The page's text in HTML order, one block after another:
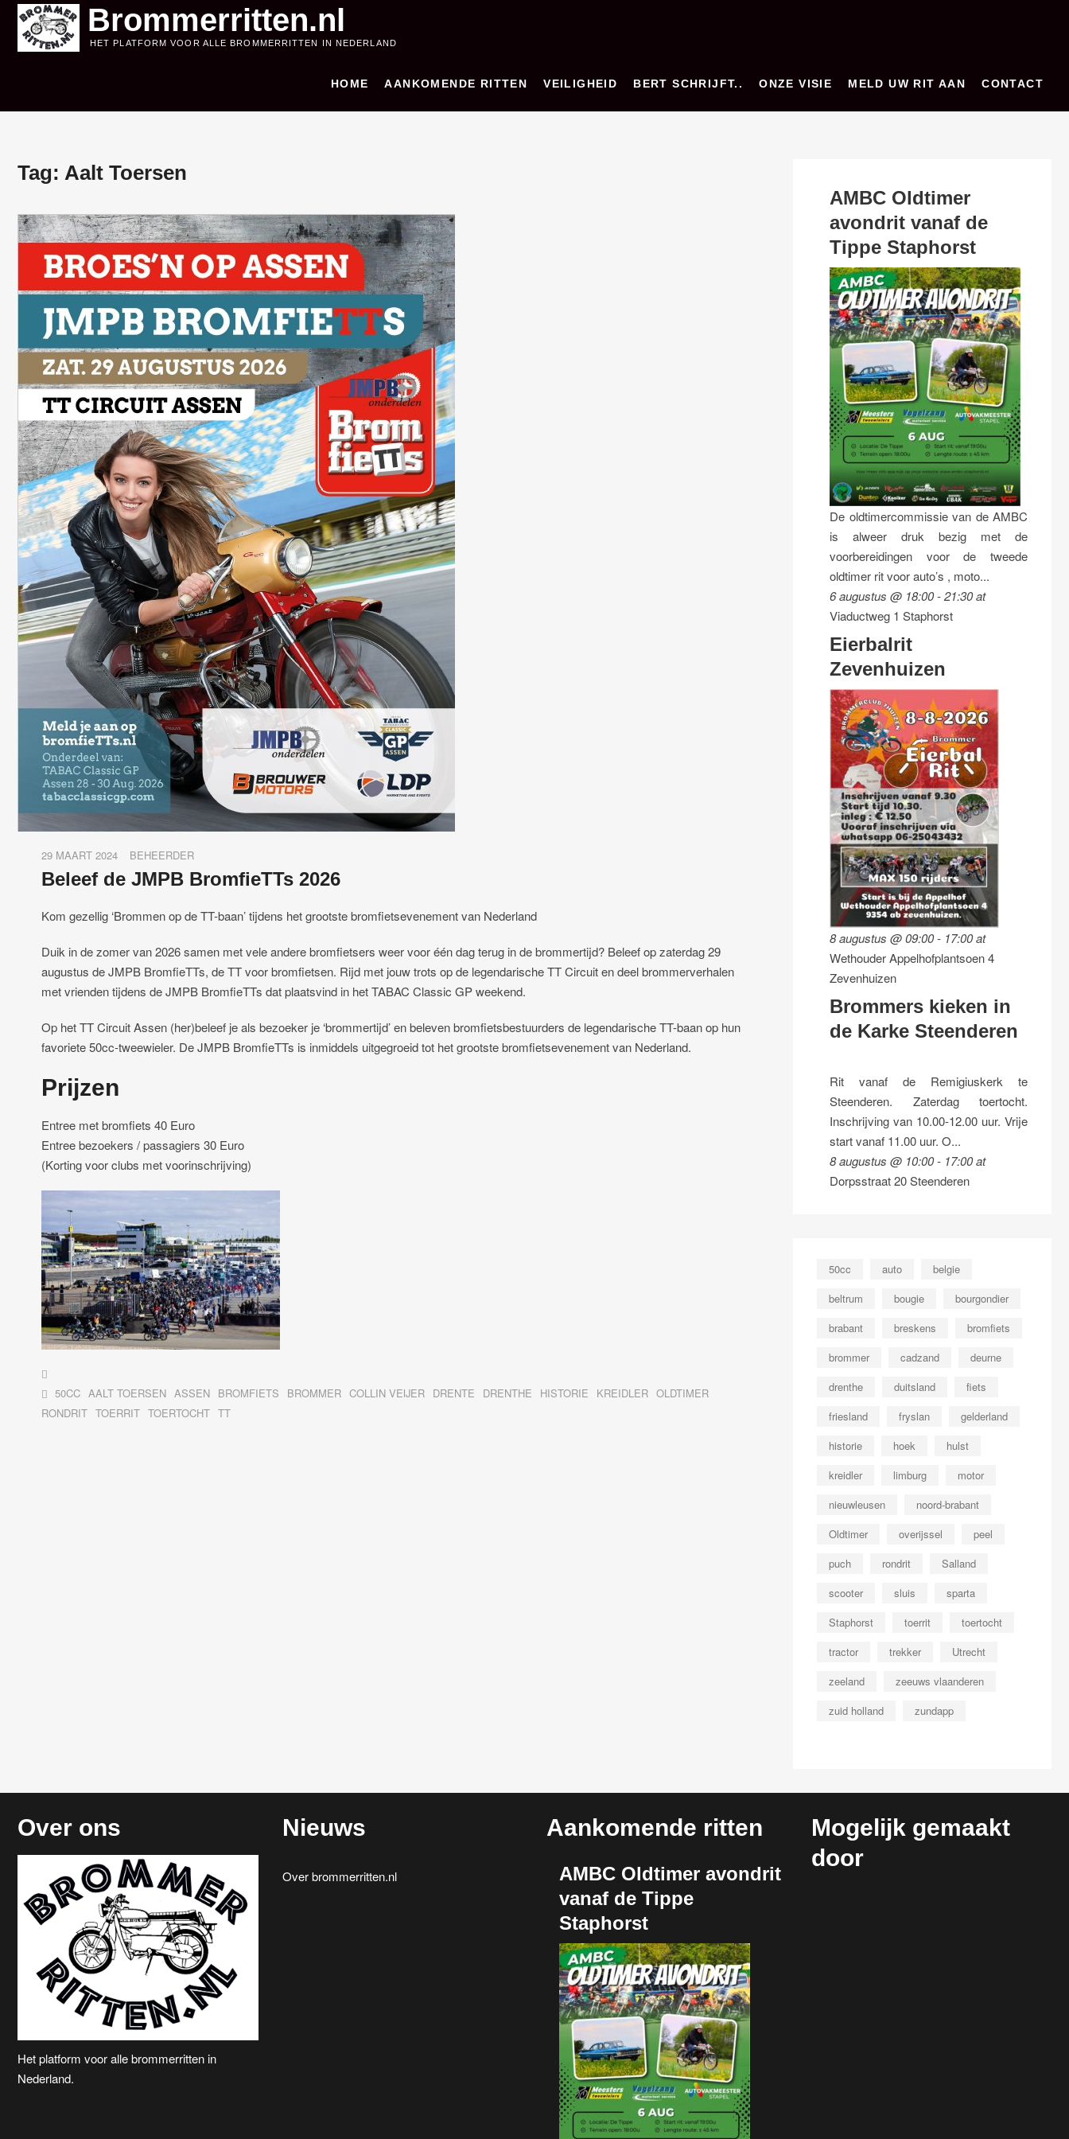
Skip
content
Brommerritten.nl
HET PLATFORM VOOR ALLE BROMMERRITTEN IN NEDERLAND
HOME AANKOMENDE RITTEN VEILIGHEID BERT SCHRIJFT.. ONZE VISIE MELD UW RIT AAN CONTACT
Tag: Aalt Toersen
29 MAART 2024 BEHEERDER
Beleef de JMPB BromfieTTs 2026
Kom gezellig ‘Brommen op de TT-baan’ tijdens het grootste bromfietsevenement van Nederland
Duik in de zomer van 2026 samen met vele andere bromfietsers weer voor één dag terug in de brommertijd? Beleef op zaterdag 29
augustus de JMPB BromfieTTs, de TT voor bromfietsen. Rijd met jouw trots op de legendarische TT Circuit en deel brommerverhalen
met vrienden tijdens de JMPB BromfieTTs dat plaatsvind in het TABAC Classic GP weekend.
Op het TT Circuit Assen (her)beleef je als bezoeker je ‘brommertijd’ en beleven bromfietsbestuurders de legendarische TT-baan op hun
favoriete 50cc-tweewieler. De JMPB BromfieTTs is inmiddels uitgegroeid tot het grootste bromfietsevenement van Nederland.
Prijzen
Entree met bromfiets 40 Euro
Entree bezoekers / passagiers 30 Euro
(Korting voor clubs met voorinschrijving)
50CC AALT TOERSEN ASSEN BROMFIETS BROMMER COLLIN VEIJER DRENTE DRENTHE HISTORIE KREIDLER OLDTIMER
RONDRIT TOERRIT TOERTOCHT TT
AMBC Oldtimer
avondrit vanaf de
Tippe Staphorst
De oldtimercommissie van de AMBC
is alweer druk bezig met de
voorbereidingen voor de tweede
oldtimer rit voor auto’s , moto...
6 augustus @ 18:00-21:30at
Viaductweg 1 Staphorst
Eierbalrit
Zevenhuizen
8 augustus @ 09:00- 17:00at
Wethouder Appelhofplantsoen 4
Zevenhuizen
Brommers kieken in
de Karke Steenderen
Rit vanaf de Remigiuskerk te
Steenderen. Zaterdag toertocht.
Inschrijving van 10.00-12.00 uur. Vrije
start vanaf 11.00 uur. O...
8 augustus @ 10:00- 17:00at
Dorpsstraat 20 Steenderen
50cc auto
belgie
beltrum
bougie
bourgondier
brabant
breskens
bromfiets
brommer
cadzand
deurne
drenthe
duitsland
fiets
friesland
fryslan
gelderland
historie
hoek
hulst
kreidler
limburg
motor
nieuwleusen
noord-brabant
Oldtimer
overijssel
peel
puch
rondrit
Salland
scooter
sluis
sparta
Staphorst
toerrit
toertocht
tractor
trekker
Utrecht
zeeland
zeeuws vlaanderen
zuid holland
zundapp
Over ons
Het platform voor alle brommerritten in
Nederland.
Nieuws
Over brommerritten.nl
Aankomende ritten
AMBC Oldtimer avondrit
vanaf de Tippe
Staphorst
Mogelijk gemaakt
door